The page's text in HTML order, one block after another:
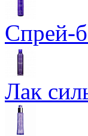
Спрей-
Лак